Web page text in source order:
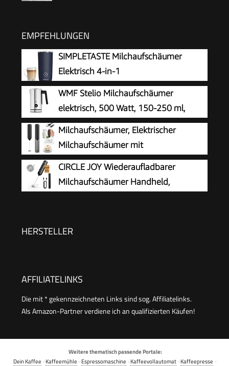
EMPFEHLUNGEN
SIMPLETASTE Milchaufschäumer
Elektrisch 4-in-1
WMF Stelio Milchaufschäumer
elektrisch, 500 Watt, 150-250 ml,
Antihaftbeschichtung, kabellos, für
Milchschaum heiss und kalt, heiße Schokolade,
cromargan matt/silber
Milchaufschäumer, Elektrischer
Milchaufschäumer mit
Aufbewahrungsrohr, Tragbarer
Handaufschäumer mit 14.000 U/min, Mini Mixer
für Matcha Latte, Cappuccino,
CIRCLE JOY Wiederaufladbarer
Milchaufschäumer Handheld,
Getränkemixer für Matcha Lattes Cappuccino,
HERSTELLER
AFFILIATELINKS
Die mit * gekennzeichneten Links sind sog. Affiliatelinks.
Als Amazon-Partner verdiene ich an qualifizierten Käufen!
Weitere thematisch passende Portale:
Dein Kaffee ·Kaffeemühle ·Espressomaschine ·Kaffeevollautomat·Kaffeepresse ·